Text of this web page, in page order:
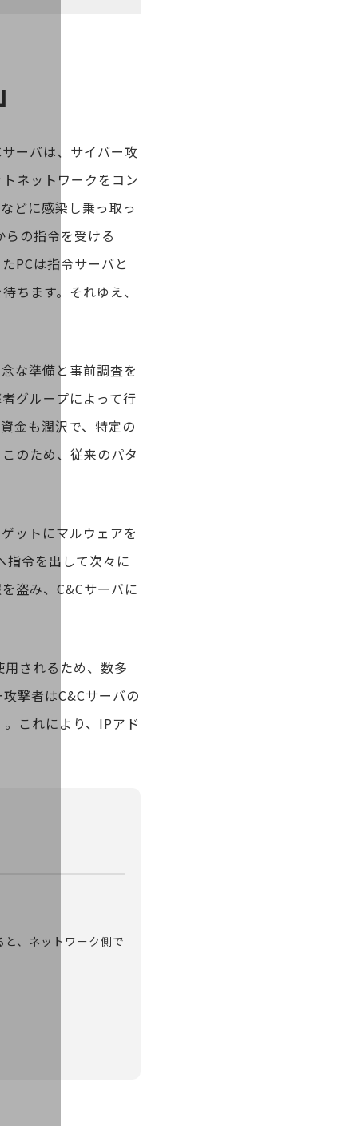
ーバは、サイバー攻
ネットワークをコン
どに感染し乗っ取っ
の指令を受ける
PCは指令サーバと
ちます。それゆえ、
な準備と事前調査を
グループによって行
金も潤沢で、特定の
のため、従来のパタ
ットにマルウェアを
指令を出して次々に
盗み、C&Cサーバに
されるため、数多
撃者はC&Cサーバの
これにより、IPアド
、ネットワーク側で